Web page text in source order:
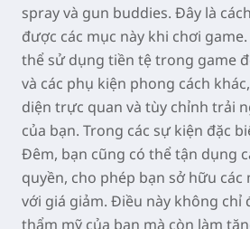
spray và gun buddies. Đây là
được các mục này khi chơi
thể sử dụng tiền tệ trong game
và các phụ kiện phong cách
diện trực quan và tùy chỉnh trải
của bạn. Trong các sự kiện đặc
Đêm, bạn cũng có thể tận dụng
quyền, cho phép bạn sở hữu
với giá giảm. Điều này không chỉ
thẩm mỹ của bạn mà còn làm